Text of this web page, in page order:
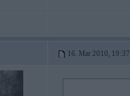
16. Mar 2010, 19:37